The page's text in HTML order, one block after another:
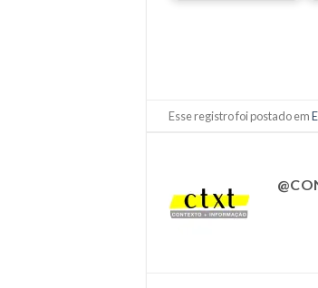
Esse registro foi postado em